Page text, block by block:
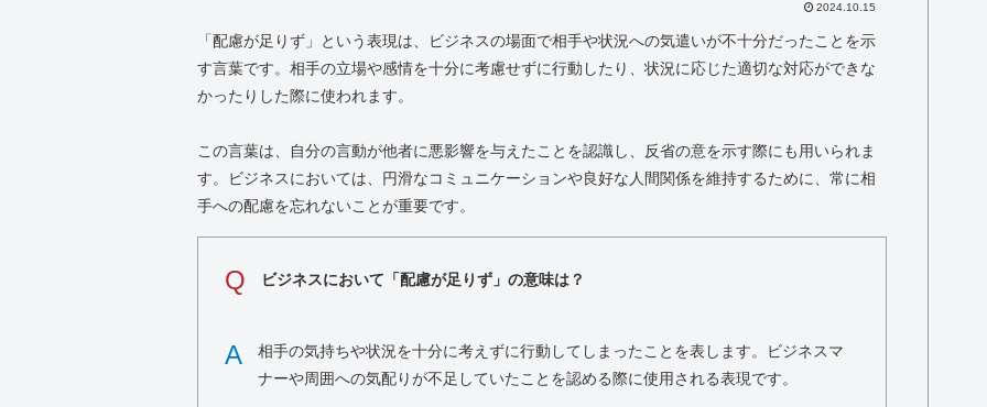
2024.10.15
「配慮が足りず」という表現は、ビジネスの場面で相手や状況への気遣いが不十分だったことを示
す言葉です。相手の立場や感情を十分に考慮せずに行動したり、状況に応じた適切な対応ができな
かったりした際に使われます。
この言葉は、自分の言動が他者に悪影響を与えたことを認識し、反省の意を示す際にも用いられま
す。ビジネスにおいては、円滑なコミュニケーションや良好な人間関係を維持するために、常に相
手への配慮を忘れないことが重要です。
Q ビジネスにおいて「配慮が足りず」の意味は？
A
相手の気持ちや状況を十分に考えずに行動してしまったことを表します。ビジネスマ
ナーや周囲への気配りが不足していたことを認める際に使用される表現です。